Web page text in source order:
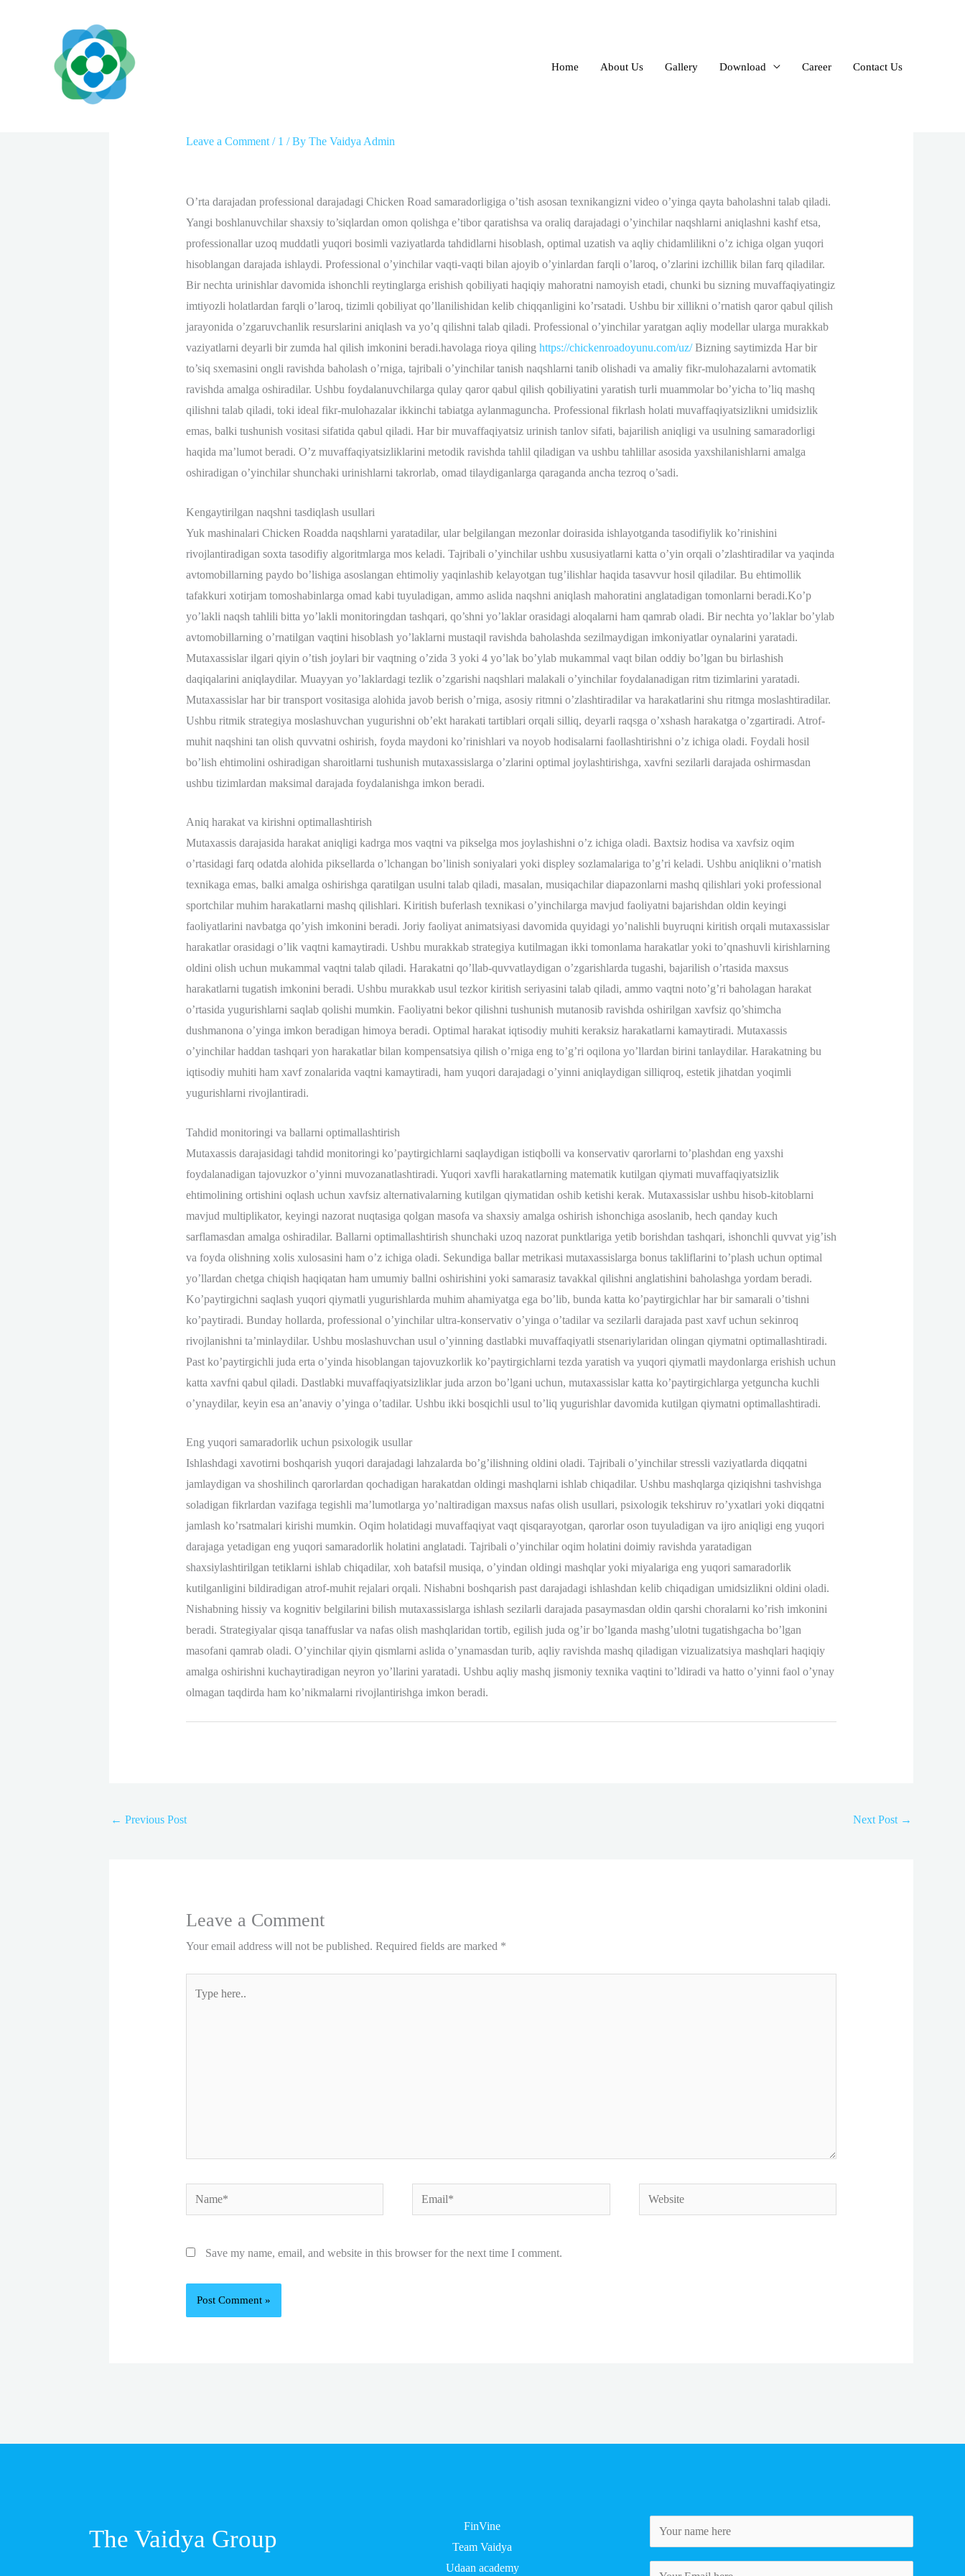
Home About Us Gallery Download Career Contact Us
Leave a Comment / 1 / By The Vaidya Admin
O’rta darajadan professional darajadagi Chicken Road samaradorligiga o’tish asosan texnikangizni video o’yinga qayta baholashni talab qiladi.
Yangi boshlanuvchilar shaxsiy to’siqlardan omon qolishga e’tibor qaratishsa va oraliq darajadagi o’yinchilar naqshlarni aniqlashni kashf etsa,
professionallar uzoq muddatli yuqori bosimli vaziyatlarda tahdidlarni hisoblash, optimal uzatish va aqliy chidamlilikni o’z ichiga olgan yuqori
hisoblangan darajada ishlaydi. Professional o’yinchilar vaqti-vaqti bilan ajoyib o’yinlardan farqli o’laroq, o’zlarini izchillik bilan farq qiladilar.
Bir nechta urinishlar davomida ishonchli reytinglarga erishish qobiliyati haqiqiy mahoratni namoyish etadi, chunki bu sizning muvaffaqiyatingiz
imtiyozli holatlardan farqli o’laroq, tizimli qobiliyat qo’llanilishidan kelib chiqqanligini ko’rsatadi. Ushbu bir xillikni o’rnatish qaror qabul qilish
jarayonida o’zgaruvchanlik resurslarini aniqlash va yo’q qilishni talab qiladi. Professional o’yinchilar yaratgan aqliy modellar ularga murakkab
vaziyatlarni deyarli bir zumda hal qilish imkonini beradi.havolaga rioya qiling https://chickenroadoyunu.com/uz/Bizning saytimizda Har bir
to’siq sxemasini ongli ravishda baholash o’rniga, tajribali o’yinchilar tanish naqshlarni tanib olishadi va amaliy fikr-mulohazalarni avtomatik
ravishda amalga oshiradilar. Ushbu foydalanuvchilarga qulay qaror qabul qilish qobiliyatini yaratish turli muammolar bo’yicha to’liq mashq
qilishni talab qiladi, toki ideal fikr-mulohazalar ikkinchi tabiatga aylanmaguncha. Professional fikrlash holati muvaffaqiyatsizlikni umidsizlik
emas, balki tushunish vositasi sifatida qabul qiladi. Har bir muvaffaqiyatsiz urinish tanlov sifati, bajarilish aniqligi va usulning samaradorligi
haqida ma’lumot beradi. O’z muvaffaqiyatsizliklarini metodik ravishda tahlil qiladigan va ushbu tahlillar asosida yaxshilanishlarni amalga
oshiradigan o’yinchilar shunchaki urinishlarni takrorlab, omad tilaydiganlarga qaraganda ancha tezroq o’sadi.
Kengaytirilgan naqshni tasdiqlash usullari
Yuk mashinalari Chicken Roadda naqshlarni yaratadilar, ular belgilangan mezonlar doirasida ishlayotganda tasodifiylik ko’rinishini
rivojlantiradigan soxta tasodifiy algoritmlarga mos keladi. Tajribali o’yinchilar ushbu xususiyatlarni katta o’yin orqali o’zlashtiradilar va yaqinda
avtomobillarning paydo bo’lishiga asoslangan ehtimoliy yaqinlashib kelayotgan tug’ilishlar haqida tasavvur hosil qiladilar. Bu ehtimollik
tafakkuri xotirjam tomoshabinlarga omad kabi tuyuladigan, ammo aslida naqshni aniqlash mahoratini anglatadigan tomonlarni beradi.Ko’p
yo’lakli naqsh tahlili bitta yo’lakli monitoringdan tashqari, qo’shni yo’laklar orasidagi aloqalarni ham qamrab oladi. Bir nechta yo’laklar bo’ylab
avtomobillarning o’rnatilgan vaqtini hisoblash yo’laklarni mustaqil ravishda baholashda sezilmaydigan imkoniyatlar oynalarini yaratadi.
Mutaxassislar ilgari qiyin o’tish joylari bir vaqtning o’zida 3 yoki 4 yo’lak bo’ylab mukammal vaqt bilan oddiy bo’lgan bu birlashish
daqiqalarini aniqlaydilar. Muayyan yo’laklardagi tezlik o’zgarishi naqshlari malakali o’yinchilar foydalanadigan ritm tizimlarini yaratadi.
Mutaxassislar har bir transport vositasiga alohida javob berish o’rniga, asosiy ritmni o’zlashtiradilar va harakatlarini shu ritmga moslashtiradilar.
Ushbu ritmik strategiya moslashuvchan yugurishni ob’ekt harakati tartiblari orqali silliq, deyarli raqsga o’xshash harakatga o’zgartiradi. Atrof-
muhit naqshini tan olish quvvatni oshirish, foyda maydoni ko’rinishlari va noyob hodisalarni faollashtirishni o’z ichiga oladi. Foydali hosil
bo’lish ehtimolini oshiradigan sharoitlarni tushunish mutaxassislarga o’zlarini optimal joylashtirishga, xavfni sezilarli darajada oshirmasdan
ushbu tizimlardan maksimal darajada foydalanishga imkon beradi.
Aniq harakat va kirishni optimallashtirish
Mutaxassis darajasida harakat aniqligi kadrga mos vaqtni va pikselga mos joylashishni o’z ichiga oladi. Baxtsiz hodisa va xavfsiz oqim
o’rtasidagi farq odatda alohida piksellarda o’lchangan bo’linish soniyalari yoki displey sozlamalariga to’g’ri keladi. Ushbu aniqlikni o’rnatish
texnikaga emas, balki amalga oshirishga qaratilgan usulni talab qiladi, masalan, musiqachilar diapazonlarni mashq qilishlari yoki professional
sportchilar muhim harakatlarni mashq qilishlari. Kiritish buferlash texnikasi o’yinchilarga mavjud faoliyatni bajarishdan oldin keyingi
faoliyatlarini navbatga qo’yish imkonini beradi. Joriy faoliyat animatsiyasi davomida quyidagi yo’nalishli buyruqni kiritish orqali mutaxassislar
harakatlar orasidagi o’lik vaqtni kamaytiradi. Ushbu murakkab strategiya kutilmagan ikki tomonlama harakatlar yoki to’qnashuvli kirishlarning
oldini olish uchun mukammal vaqtni talab qiladi. Harakatni qo’llab-quvvatlaydigan o’zgarishlarda tugashi, bajarilish o’rtasida maxsus
harakatlarni tugatish imkonini beradi. Ushbu murakkab usul tezkor kiritish seriyasini talab qiladi, ammo vaqtni noto’g’ri baholagan harakat
o’rtasida yugurishlarni saqlab qolishi mumkin. Faoliyatni bekor qilishni tushunish mutanosib ravishda oshirilgan xavfsiz qo’shimcha
dushmanona o’yinga imkon beradigan himoya beradi. Optimal harakat iqtisodiy muhiti keraksiz harakatlarni kamaytiradi. Mutaxassis
o’yinchilar haddan tashqari yon harakatlar bilan kompensatsiya qilish o’rniga eng to’g’ri oqilona yo’llardan birini tanlaydilar. Harakatning bu
iqtisodiy muhiti ham xavf zonalarida vaqtni kamaytiradi, ham yuqori darajadagi o’yinni aniqlaydigan silliqroq, estetik jihatdan yoqimli
yugurishlarni rivojlantiradi.
Tahdid monitoringi va ballarni optimallashtirish
Mutaxassis darajasidagi tahdid monitoringi ko’paytirgichlarni saqlaydigan istiqbolli va konservativ qarorlarni to’plashdan eng yaxshi
foydalanadigan tajovuzkor o’yinni muvozanatlashtiradi. Yuqori xavfli harakatlarning matematik kutilgan qiymati muvaffaqiyatsizlik
ehtimolining ortishini oqlash uchun xavfsiz alternativalarning kutilgan qiymatidan oshib ketishi kerak. Mutaxassislar ushbu hisob-kitoblarni
mavjud multiplikator, keyingi nazorat nuqtasiga qolgan masofa va shaxsiy amalga oshirish ishonchiga asoslanib, hech qanday kuch
sarflamasdan amalga oshiradilar. Ballarni optimallashtirish shunchaki uzoq nazorat punktlariga yetib borishdan tashqari, ishonchli quvvat yig’ish
va foyda olishning xolis xulosasini ham o’z ichiga oladi. Sekundiga ballar metrikasi mutaxassislarga bonus takliflarini to’plash uchun optimal
yo’llardan chetga chiqish haqiqatan ham umumiy ballni oshirishini yoki samarasiz tavakkal qilishni anglatishini baholashga yordam beradi.
Ko’paytirgichni saqlash yuqori qiymatli yugurishlarda muhim ahamiyatga ega bo’lib, bunda katta ko’paytirgichlar har bir samarali o’tishni
ko’paytiradi. Bunday hollarda, professional o’yinchilar ultra-konservativ o’yinga o’tadilar va sezilarli darajada past xavf uchun sekinroq
rivojlanishni ta’minlaydilar. Ushbu moslashuvchan usul o’yinning dastlabki muvaffaqiyatli stsenariylaridan olingan qiymatni optimallashtiradi.
Past ko’paytirgichli juda erta o’yinda hisoblangan tajovuzkorlik ko’paytirgichlarni tezda yaratish va yuqori qiymatli maydonlarga erishish uchun
katta xavfni qabul qiladi. Dastlabki muvaffaqiyatsizliklar juda arzon bo’lgani uchun, mutaxassislar katta ko’paytirgichlarga yetguncha kuchli
o’ynaydilar, keyin esa an’anaviy o’yinga o’tadilar. Ushbu ikki bosqichli usul to’liq yugurishlar davomida kutilgan qiymatni optimallashtiradi.
Eng yuqori samaradorlik uchun psixologik usullar
Ishlashdagi xavotirni boshqarish yuqori darajadagi lahzalarda bo’g’ilishning oldini oladi. Tajribali o’yinchilar stressli vaziyatlarda diqqatni
jamlaydigan va shoshilinch qarorlardan qochadigan harakatdan oldingi mashqlarni ishlab chiqadilar. Ushbu mashqlarga qiziqishni tashvishga
soladigan fikrlardan vazifaga tegishli ma’lumotlarga yo’naltiradigan maxsus nafas olish usullari, psixologik tekshiruv ro’yxatlari yoki diqqatni
jamlash ko’rsatmalari kirishi mumkin. Oqim holatidagi muvaffaqiyat vaqt qisqarayotgan, qarorlar oson tuyuladigan va ijro aniqligi eng yuqori
darajaga yetadigan eng yuqori samaradorlik holatini anglatadi. Tajribali o’yinchilar oqim holatini doimiy ravishda yaratadigan
shaxsiylashtirilgan tetiklarni ishlab chiqadilar, xoh batafsil musiqa, o’yindan oldingi mashqlar yoki miyalariga eng yuqori samaradorlik
kutilganligini bildiradigan atrof-muhit rejalari orqali. Nishabni boshqarish past darajadagi ishlashdan kelib chiqadigan umidsizlikni oldini oladi.
Nishabning hissiy va kognitiv belgilarini bilish mutaxassislarga ishlash sezilarli darajada pasaymasdan oldin qarshi choralarni ko’rish imkonini
beradi. Strategiyalar qisqa tanaffuslar va nafas olish mashqlaridan tortib, egilish juda og’ir bo’lganda mashg’ulotni tugatishgacha bo’lgan
masofani qamrab oladi. O’yinchilar qiyin qismlarni aslida o’ynamasdan turib, aqliy ravishda mashq qiladigan vizualizatsiya mashqlari haqiqiy
amalga oshirishni kuchaytiradigan neyron yo’llarini yaratadi. Ushbu aqliy mashq jismoniy texnika vaqtini to’ldiradi va hatto o’yinni faol o’ynay
olmagan taqdirda ham ko’nikmalarni rivojlantirishga imkon beradi.
← Previous Post Next Post →
Leave a Comment
Your email address will not be published. Required fields are marked *
Name* Email* Website
Save my name, email, and website in this browser for the next time I comment.
The Vaidya Group
FinVine
Team Vaidya
Udaan academy